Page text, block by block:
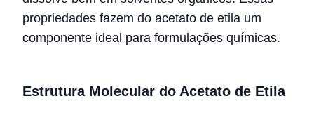
propriedades fazem do acetato de etila um
componente ideal para formulações químicas.
Estrutura Molecular do Acetato de Etila